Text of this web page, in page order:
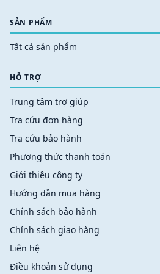
SẢN PHẨM
Tất cả sản phẩm
HỖ TRỢ
Trung tâm trợ giúp
Tra cứu đơn hàng
Tra cứu bảo hành
Phương thức thanh toán
Giới thiệu công ty
Hướng dẫn mua hàng
Chính sách bảo hành
Chính sách giao hàng
Liên hệ
Điều khoản sử dụng